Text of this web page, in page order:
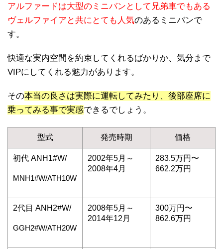
アルファードは大型のミニバンとして兄弟車でもある
ヴェルファイアと共にとても人気のあるミニバンで
す。
快適な実内空間を約束してくれるばかりか、気分まで
VIPにしてくれる魅力があります。
その本当の良さは実際に運転してみたり、後部座席に
乗ってみる事で実感できるでしょう。
型式 発売時期 価格
初代 ANH1#W/
MNH1#W/ATH10W
2002年5月～
2008年4月
283.5万円〜
662.2万円
2代目 ANH2#W/
GGH2#W/ATH20W
2008年5月～
2014年12月
300万円〜
862.6万円